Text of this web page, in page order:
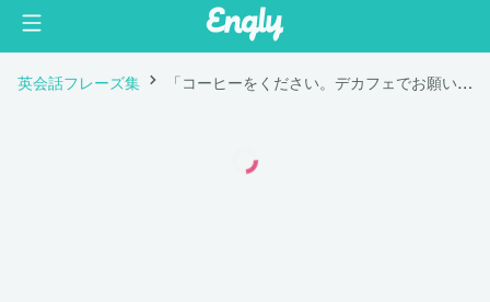
英会話フレーズ集 「コーヒーをください。デカフェでお願いします。」は英語で "I'd like a coffee. Decaf please."